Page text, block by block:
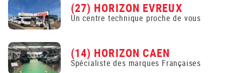
(27) HORIZON EVREUX
Un centre technique proche de vous
(14) HORIZON CAEN
Spécialiste des marques Françaises